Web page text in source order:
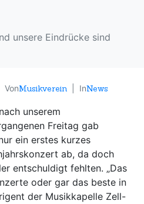
unsere Eindrücke sind
VonMusikverein InNews
unserem
Freitag gab
ein erstes kurzes
ab, da doch
entschuldigt fehlten. „Das
oder gar das beste in
der Musikkapelle Zell-